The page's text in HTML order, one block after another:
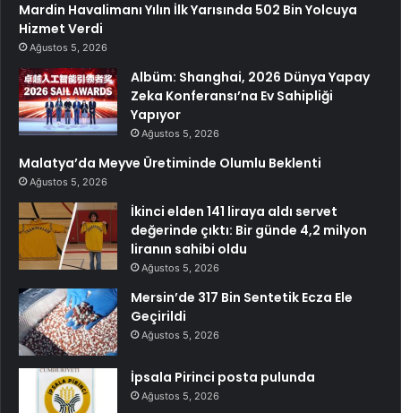
Mardin Havalimanı Yılın İlk Yarısında 502 Bin Yolcuya
Hizmet Verdi
Ağustos 5, 2026
Albüm: Shanghai, 2026 Dünya Yapay
Zeka Konferansı’na Ev Sahipliği
Yapıyor
Ağustos 5, 2026
Malatya’da Meyve Üretiminde Olumlu Beklenti
Ağustos 5, 2026
İkinci elden 141 liraya aldı servet
değerinde çıktı: Bir günde 4,2 milyon
liranın sahibi oldu
Ağustos 5, 2026
Mersin’de 317 Bin Sentetik Ecza Ele
Geçirildi
Ağustos 5, 2026
İpsala Pirinci posta pulunda
Ağustos 5, 2026